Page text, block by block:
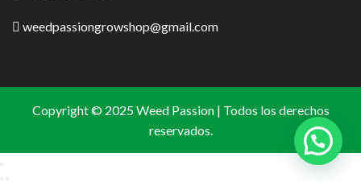
weedpassiongrowshop@gmail.com
Copyright © 2025 Weed Passion | Todos los derechos
reservados.